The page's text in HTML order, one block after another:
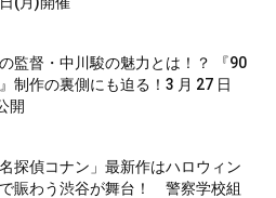
監督・中川駿の魅力とは！？ 『90
制作の裏側にも迫る！3 月 27 日
開
探偵コナン」最新作はハロウィン
賑わう渋谷が舞台！ 警察学校組